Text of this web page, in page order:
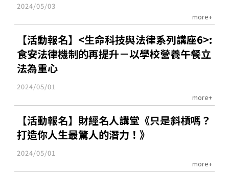
2024/05/03
more+
【活動報名】<生命科技與法律系列講座6>:
食安法律機制的再提升－以學校營養午餐立
法為重心
2024/05/01
more+
【活動報名】財經名人講堂《只是斜槓嗎？
打造你人生最驚人的潛力！》
2024/05/01
more+